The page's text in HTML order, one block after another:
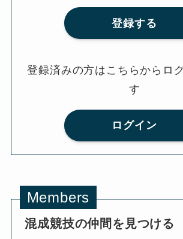
登録する
登録済みの方はこちらからロ
す
ログイン
Members
混成競技の仲間を見つける